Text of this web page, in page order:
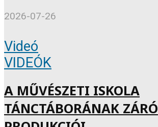
2026-07-26
Videó
VIDEÓK
A MŰVÉSZETI ISKOLA
TÁNCTÁBORÁNAK ZÁRÓ